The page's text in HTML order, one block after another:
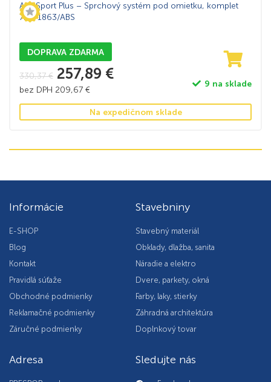
Alpi Sport Plus – Sprchový systém pod omietku, komplet
72RP1863/ABS
DOPRAVA ZDARMA
330,37€ 257,89 €
bez DPH 209,67 €
9 na sklade
Na expedičnom sklade
Informácie
E-SHOP
Blog
Kontakt
Pravidlá súťaže
Obchodné podmienky
Reklamačné podmienky
Záručné podmienky
Stavebniny
Stavebný materiál
Obklady, dlažba, sanita
Náradie a elektro
Dvere, parkety, okná
Farby, laky, stierky
Záhradná architektúra
Doplnkový tovar
Adresa Sledujte nás